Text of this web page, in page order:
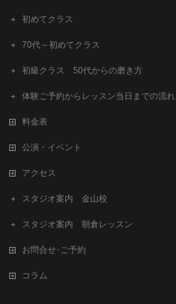
初めてクラス
70代～初めてクラス
初級クラス 50代からの磨き方
体験ご予約からレッスン当日までの流れ
料金表
公演・イベント
アクセス
スタジオ案内 金山校
スタジオ案内 朝倉レッスン
お問合せ･ご予約
コラム